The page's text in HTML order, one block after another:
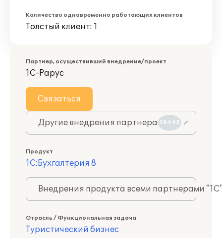
Количество одновременно работающих клиентов
Толстый клиент: 1
Партнер, осуществивший внедрение/проект
1С-Рарус
Связаться
Другие внедрения партнера 28445
Продукт
1С:Бухгалтерия 8
Внедрения продукта всеми партнерами
Отрасль / Функциональная задача
Туристический бизнес